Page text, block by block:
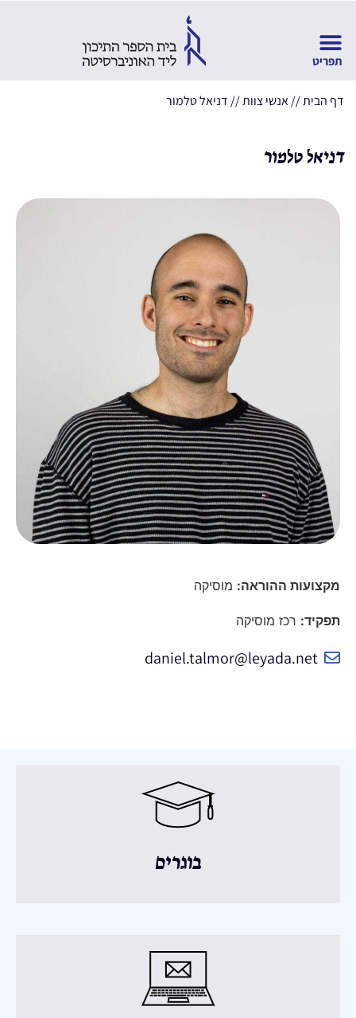
דף הבית//אנשי צוות// דניאל טלמור
דניאל טלמור
מקצועות ההוראה: מוסיקה
תפקיד: רכז מוסיקה
daniel.talmor@leyada.net
בוגרים